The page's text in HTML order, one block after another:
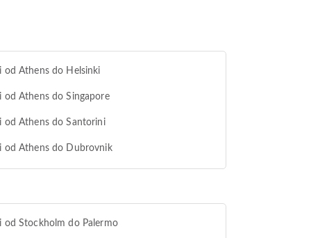
od Athens do Helsinki
od Athens do Singapore
od Athens do Santorini
od Athens do Dubrovnik
od Stockholm do Palermo